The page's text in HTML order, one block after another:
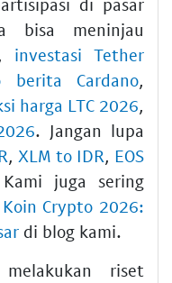
bisa meninjau
, investasi Tether
berita Cardano,
harga LTC 2026,
. Jangan lupa
, XLM to IDR, EOS
juga sering
Crypto 2026:
di blog kami.
riset